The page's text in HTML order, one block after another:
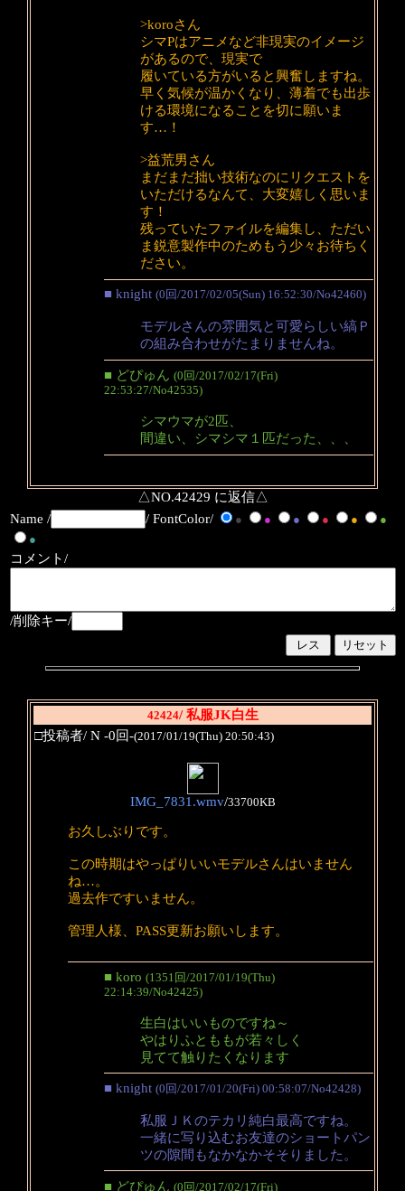
>koroさん
シマPはアニメなど非現実のイメージ
があるので、現実で
履いている方がいると興奮しますね。
早く気候が温かくなり、薄着でも出歩
ける環境になることを切に願いま
す…！
>益荒男さん
まだまだ拙い技術なのにリクエストを
いただけるなんて、大変嬉しく思いま
す！
残っていたファイルを編集し、ただい
ま鋭意製作中のためもう少々お待ちく
ださい。
■ knight (0回/2017/02/05(Sun) 16:52:30/No42460)
モデルさんの雰囲気と可愛らしい縞Ｐ
の組み合わせがたまりませんね。
■ どぴゅん (0回/2017/02/17(Fri)
22:53:27/No42535)
シマウマが2匹、
間違い、シマシマ１匹だった、、、
△NO.42429 に返信△
Name /
/ FontColor/ ● ● ● ● ●
●
●
コメント/
/削除キー/
42424/ 私服JK白生
□投稿者/ N -0回-(2017/01/19(Thu) 20:50:43)
IMG_7831.wmv/33700KB
お久しぶりです。
この時期はやっぱりいいモデルさんはいません
ね…。
過去作ですいません。
管理人様、PASS更新お願いします。
■ koro (1351回/2017/01/19(Thu)
22:14:39/No42425)
生白はいいものですね～
やはりふとももが若々しく
見てて触りたくなります
■ knight (0回/2017/01/20(Fri) 00:58:07/No42428)
私服ＪＫのテカリ純白最高ですね。
一緒に写り込むお友達のショートパン
ツの隙間もなかなかそそりました。
■ どぴゅん (0回/2017/02/17(Fri)